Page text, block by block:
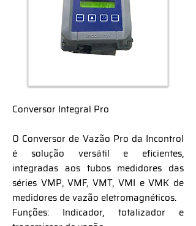
Conversor Integral Pro
O Conversor de Vazão Pro da Incontrol
é solução versátil e eficientes,
integradas aos tubos medidores das
séries VMP, VMF, VMT, VMI e VMK de
medidores de vazão eletromagnéticos.
Funções: Indicador, totalizador e